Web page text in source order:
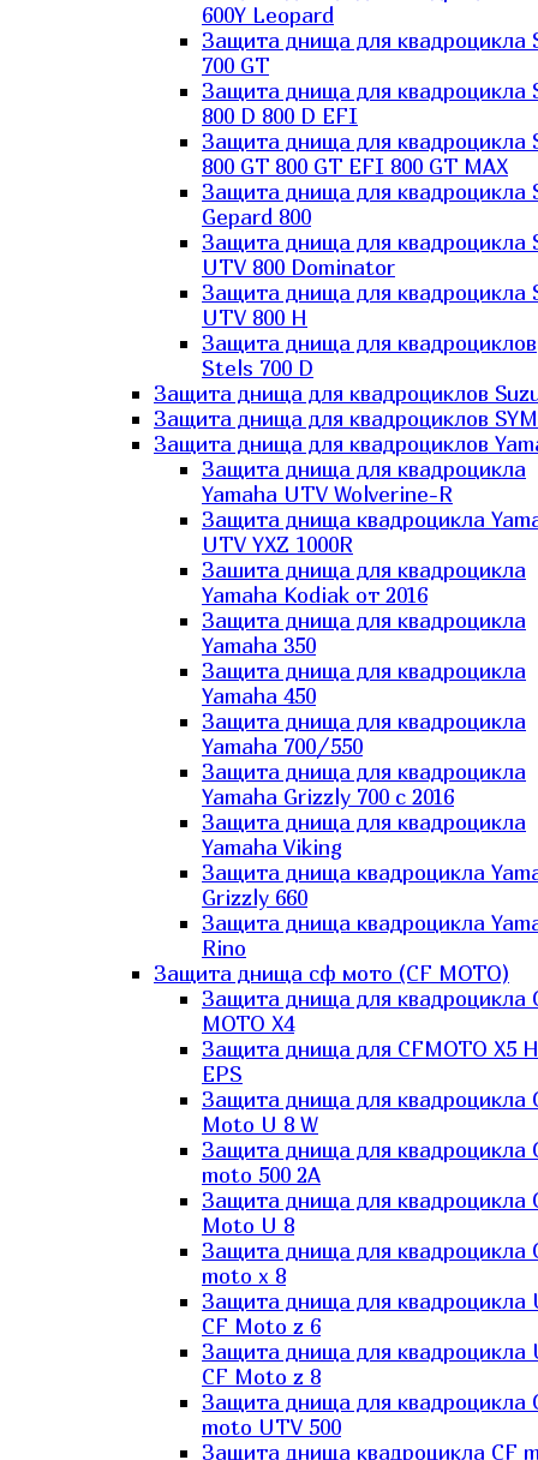
600Y Leopard
Защита днища для квадроцикла
700 GT
Защита днища для квадроцикла
800 D 800 D EFI
Защита днища для квадроцикла
800 GT 800 GT EFI 800 GT MAX
Защита днища для квадроцикла
Gepard 800
Защита днища для квадроцикла
UTV 800 Dominator
Защита днища для квадроцикла
UTV 800 H
Защита днища для квадроциклов
Stels 700 D
Защита днища для квадроциклов
Защита днища для квадроциклов SYM
Защита днища для квадроциклов
Защита днища для квадроцикла
Yamaha UTV Wolverine-R
Защита днища квадроцикла
UTV YXZ 1000R
Зашита днища для квадроцикла
Yamaha Kodiak от 2016
Защита днища для квадроцикла
Yamaha 350
Защита днища для квадроцикла
Yamaha 450
Защита днища для квадроцикла
Yamaha 700/550
Защита днища для квадроцикла
Yamaha Grizzly 700 с 2016
Защита днища для квадроцикла
Yamaha Viking
Защита днища квадроцикла
Grizzly 660
Защита днища квадроцикла
Rino
Защита днища сф мото (CF MOTO)
Защита днища для квадроцикла
MOTO X4
Защита днища для CFMOTO X5
EPS
Защита днища для квадроцикла
Moto U 8 W
Защита днища для квадроцикла
moto 500 2A
Защита днища для квадроцикла
Moto U 8
Защита днища для квадроцикла
moto x 8
Защита днища для квадроцикла
CF Moto z 6
Защита днища для квадроцикла
CF Moto z 8
Защита днища для квадроцикла
moto UTV 500
Защита днища квадроцикла СF